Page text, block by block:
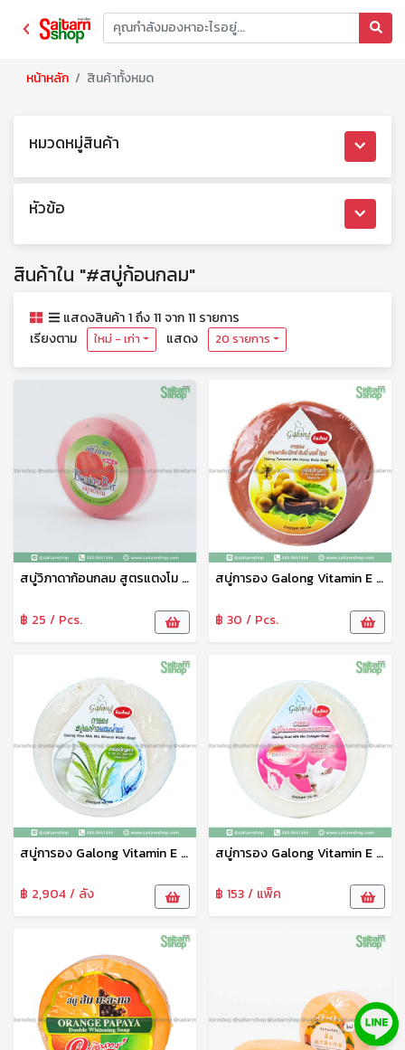
หน้าหลัก สินค้าทั้งหมด
หมวดหมู่สินค้า
หัวข้อ
สินค้าใน "#สบู่ก้อนกลม"
แสดงสินค้า 1 ถึง 11 จาก 11 รายการ
เรียงตาม
ใหม่ - เก่า แสดง 20 รายการ
สบู่วิภาดาก้อนกลม สูตรแตงโม สบู่อาบน้ำ ขนาด 130 กรัม วิภาดา
฿ 25 / Pcs.
สบู่การอง Galong Vitamin E Soap สบู่อาบน้ำ สบู่ก้อน สูตรมะขามผสมน้ำผึ้ง 150 g การอง
฿ 30 / Pcs.
สบู่การอง Galong Vitamin E Soap สบู่อาบน้ำ สบู่ก้อน สูตรนมข้าวผสมน้ำแร่ 150 g การอง
฿ 2,904 / ลัง
สบู่การอง Galong Vitamin E Soap สบู่อาบน้ำ สบู่ก้อน สูตรน้ำนมแพะผสมคอลลาเจน 150 g การอง
฿ 153 / แพ็ค